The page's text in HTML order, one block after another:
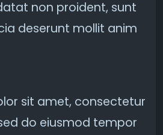
non proident, sunt
deserunt mollit anim
sit amet, consectetur
do eiusmod tempor